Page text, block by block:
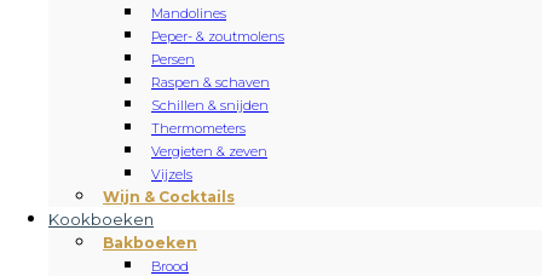
Mandolines
Peper- & zoutmolens
Persen
Raspen & schaven
Schillen & snijden
Thermometers
Vergieten & zeven
Vijzels
Wijn & Cocktails
Kookboeken
Bakboeken
Brood